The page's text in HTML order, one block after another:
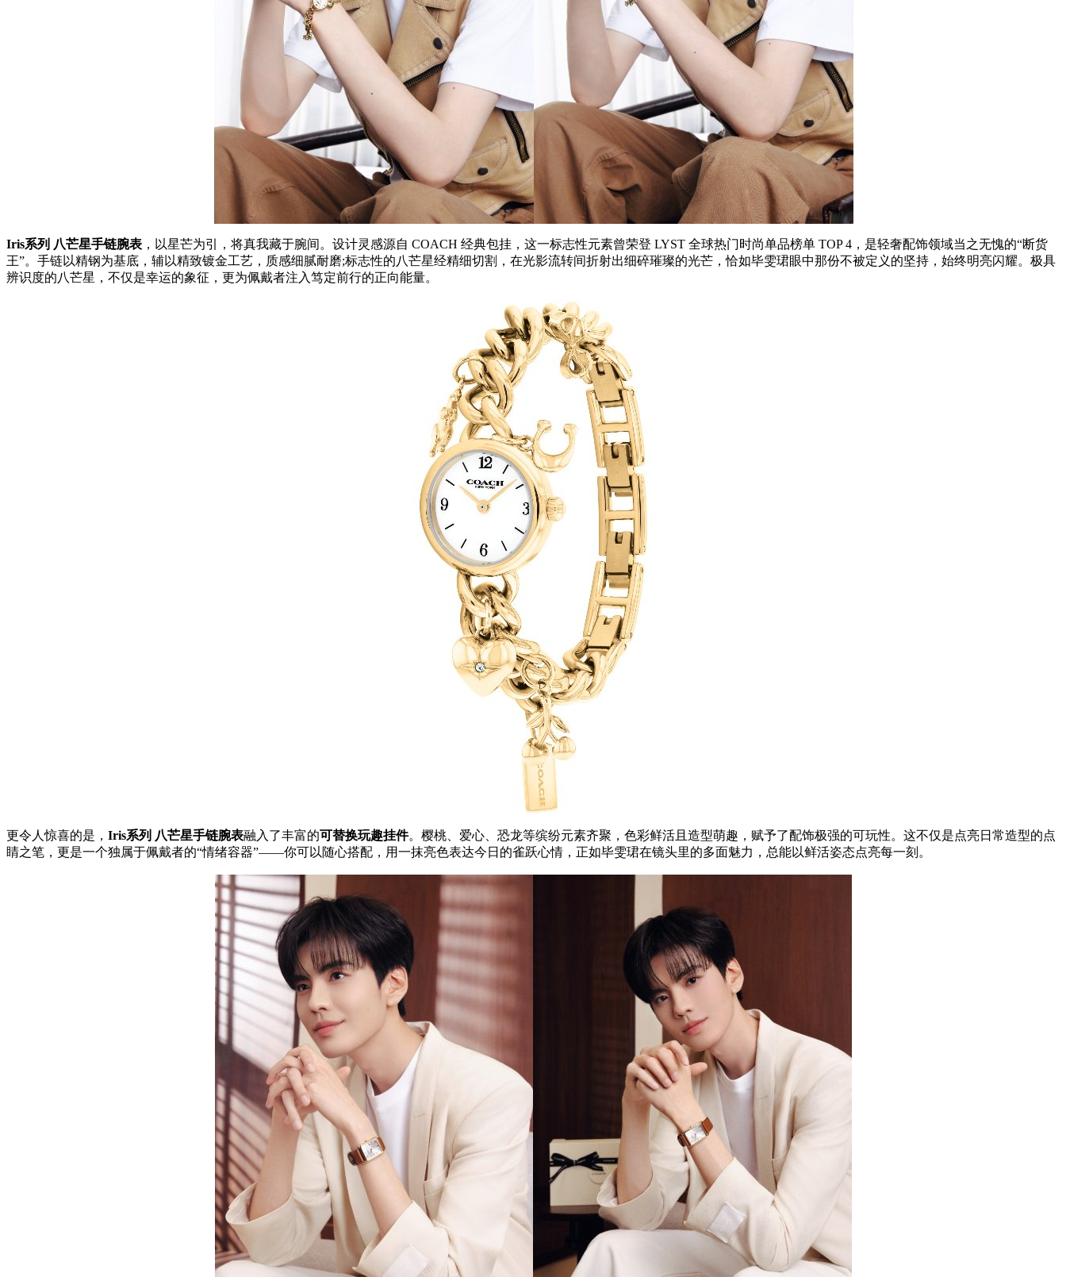
Iris系列 八芒星手链腕表 ，以星芒为引，将真我藏于腕间。设计灵感源自 COACH 经典包挂，这一标志性元素曾荣登 LYST 全球热门时尚单品榜单 TOP 4，是轻奢配饰领域当之无愧的“断货
王”。手链以精钢为基底，辅以精致镀金工艺，质感细腻耐磨;标志性的八芒星经精细切割，在光影流转间折射出细碎璀璨的光芒，恰如毕雯珺眼中那份不被定义的坚持，始终明亮闪耀。极具
辨识度的八芒星，不仅是幸运的象征，更为佩戴者注入笃定前行的正向能量。
更令人惊喜的是， Iris系列 八芒星手链腕表融入了丰富的可替换玩趣挂件。樱桃、爱心、恐龙等缤纷元素齐聚，色彩鲜活且造型萌趣，赋予了配饰极强的可玩性。这不仅是点亮日常造型的点
睛之笔，更是一个独属于佩戴者的“情绪容器”——你可以随心搭配，用一抹亮色表达今日的雀跃心情，正如毕雯珺在镜头里的多面魅力，总能以鲜活姿态点亮每一刻。